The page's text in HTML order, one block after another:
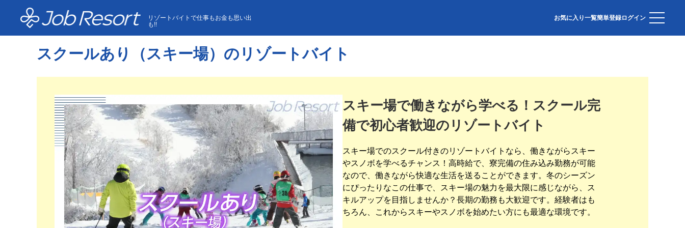
リゾートバイトで仕事もお金も思い出
も!!
お気に入り一覧簡単登録ログイン
HOME スクールあり（スキー場）のリゾートバイト
スクールあり（スキー場）のリゾートバイト
スキー場で働きながら学べる！スクール完
備で初心者歓迎のリゾートバイト
スキー場でのスクール付きのリゾートバイトなら、働きながらスキー
やスノボを学べるチャンス！高時給で、寮完備の住み込み勤務が可能
なので、働きながら快適な生活を送ることができます。冬のシーズン
にぴったりなこの仕事で、スキー場の魅力を最大限に感じながら、ス
キルアップを目指しませんか？長期の勤務も大歓迎です。経験者はも
ちろん、これからスキーやスノボを始めたい方にも最適な環境です。